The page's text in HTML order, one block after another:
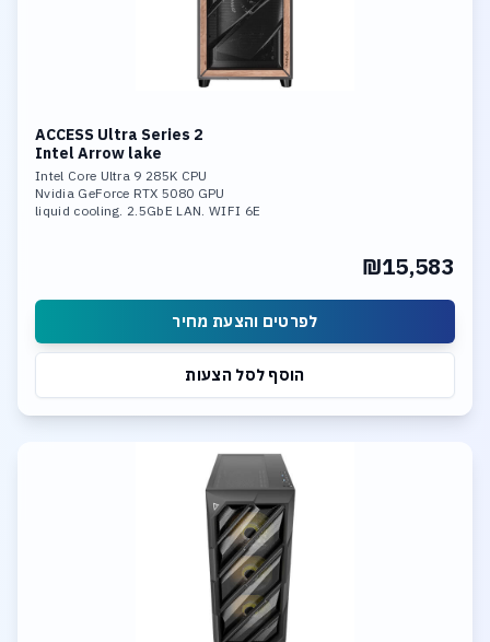
ACCESS Ultra Series 2
Intel Arrow lake
Intel Core Ultra 9 285K CPU
Nvidia GeForce RTX 5080 GPU
liquid cooling. 2.5GbE LAN. WIFI 6E
Integrated neural processing unit (NPU)
₪15,583
לפרטים והצעת מחיר
הוסף לסל הצעות